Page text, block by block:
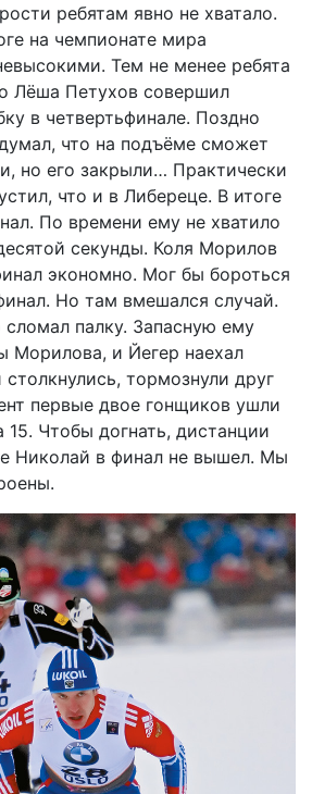
ребятам явно не хватало.
на чемпионате мира
Тем не менее ребята
Лёша Петухов совершил
в четвертьфинале. Поздно
что на подъёме сможет
но его закрыли… Практически
что и в Либереце. В итоге
По времени ему не хватило
секунды. Коля Морилов
экономно. Мог бы бороться
Но там вмешался случай.
палку. Запасную ему
Морилова, и Йегер наехал
тормознули друг
первые двое гонщиков ушли
Чтобы догнать, дистанции
Николай в финал не вышел. Мы